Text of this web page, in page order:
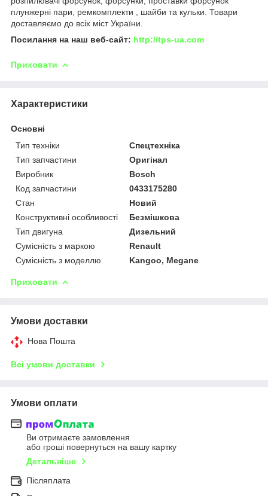
плунжерні пари, ремкомплекти , шайби та кульки. Товари
доставляємо до всіх міст України.
Посилання на наш веб-сайт: http://tps-ua.com
Приховати
Характеристики
Основні
Тип техніки
Спецтехніка
Тип запчастини
Оригінал
Виробник
Bosch
Код запчастини
0433175280
Стан
Новий
Конструктивні особливості
Безмішкова
Тип двигуна
Дизельний
Сумісність з маркою
Renault
Сумісність з моделлю
Kangoo, Megane
Приховати
Умови доставки
Нова Пошта
Всі умови доставки
Умови оплати
Ви отримаєте замовлення
або гроші повернуться на вашу картку
Детальніше
Післяплата